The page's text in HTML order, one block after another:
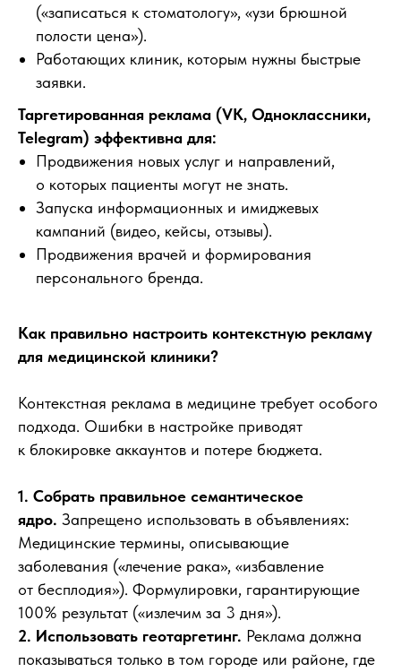
(«записаться к стоматологу», «узи брюшной
полости цена»).
Работающих клиник, которым нужны быстрые
заявки.
Таргетированная реклама (VK, Одноклассники,
Telegram) эффективна для:
Продвижения новых услуг и направлений,
о которых пациенты могут не знать.
Запуска информационных и имиджевых
кампаний (видео, кейсы, отзывы).
Продвижения врачей и формирования
персонального бренда.
Как правильно настроить контекстную рекламу
для медицинской клиники?
Контекстная реклама в медицине требует особого
подхода. Ошибки в настройке приводят
к блокировке аккаунтов и потере бюджета.
1. Собрать правильное семантическое
ядро. Запрещено использовать в объявлениях:
Медицинские термины, описывающие
заболевания («лечение рака», «избавление
от бесплодия»). Формулировки, гарантирующие
100% результат («излечим за 3 дня»).
2. Использовать геотаргетинг. Реклама должна
показываться только в том городе или районе, где